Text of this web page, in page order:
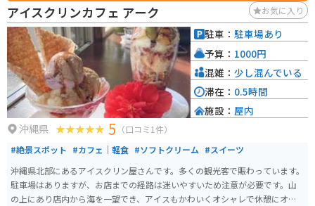
アイスクリンカフェ アーク お気に入り
沖縄県 5 （口コミ1件）
#絶景スポット #カフェ｜軽食 #ソフトクリーム #スイーツ
沖縄県北部にあるアイスクリン屋さんです。多くの観光客で賑わっています。
駐車場はありますが、お店までの経路は迷いやすいため注意が必要です。山
の上にあり店内から海を一望でき、アイスもかわいくオシャレで休憩にオス
駐車： 駐車場あり
予算： 1000円
混雑： 少し混んでいる
滞在： 0.5時間
施設： 屋内